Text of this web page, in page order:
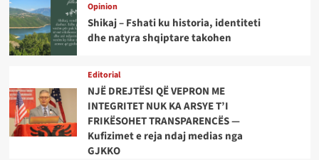
Opinion
Shikaj – Fshati ku historia, identiteti
dhe natyra shqiptare takohen
Editorial
NJË DREJTËSI QË VEPRON ME
INTEGRITET NUK KA ARSYE T’I
FRIKËSOHET TRANSPARENCËS —
Kufizimet e reja ndaj medias nga
GJKKO